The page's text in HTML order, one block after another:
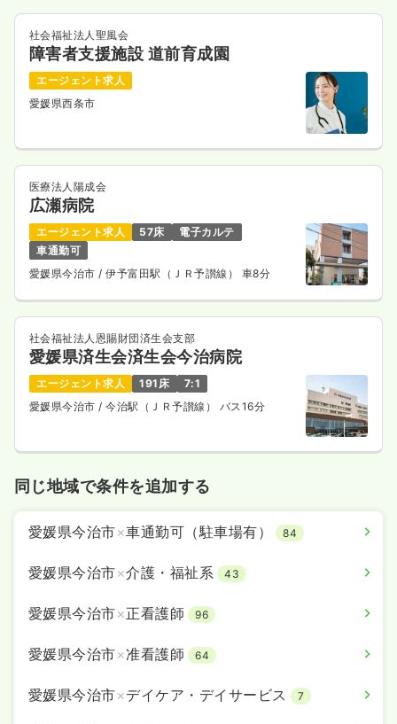
社会福祉法人聖風会
障害者支援施設 道前育成園
エージェント求人
愛媛県西条市
医療法人陽成会
広瀬病院
エージェント求人 57床
電子カルテ
車通勤可
愛媛県今治市 / 伊予富田駅（ＪＲ予讃線） 車8分
社会福祉法人恩賜財団済生会支部
愛媛県済生会済生会今治病院
エージェント求人 191床
7:1
愛媛県今治市/ 今治駅（ＪＲ予讃線） バス16分
同じ地域で条件を追加する
愛媛県今治市×車通勤可（駐車場有） 84
愛媛県今治市×介護・福祉系 43
愛媛県今治市×正看護師 96
愛媛県今治市×准看護師 64
愛媛県今治市×デイケア・デイサービス 7